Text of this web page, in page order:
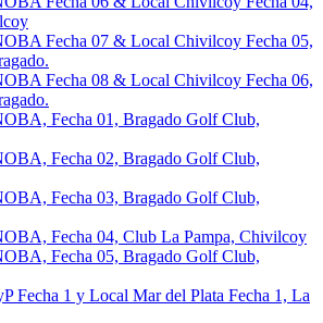
Fecha 07 & Local Chivilcoy Fecha 05,
Fecha 08 & Local Chivilcoy Fecha 06,
Fecha 01, Bragado Golf Club,
Fecha 02, Bragado Golf Club,
Fecha 03, Bragado Golf Club,
Fecha 04, Club La Pampa, Chivilcoy
Fecha 05, Bragado Golf Club,
Fecha 1 y Local Mar del Plata Fecha 1, La